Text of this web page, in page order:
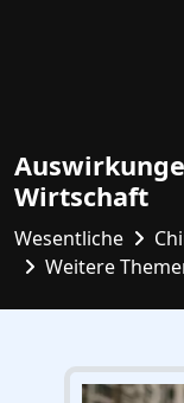
Wirtschaft
Wesentliche
Weitere